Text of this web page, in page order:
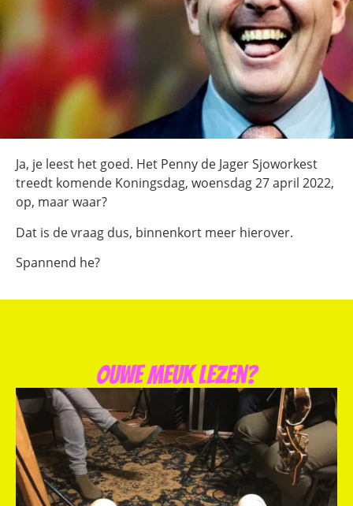
Ja, je leest het goed. Het Penny de Jager Sjoworkest
treedt komende Koningsdag, woensdag 27 april 2022,
op, maar waar?
Dat is de vraag dus, binnenkort meer hierover.
Spannend he?
Ouwe meuk lezen?